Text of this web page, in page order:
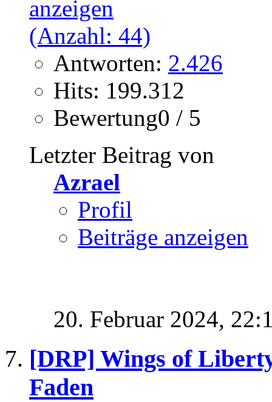
Antworten: 2.426
Hits: 199.312
Bewertung0 / 5
Letzter Beitrag von
Azrael
Profil
Beiträge anzeigen
20. Februar 2024,
[DRP] Wings of
Faden